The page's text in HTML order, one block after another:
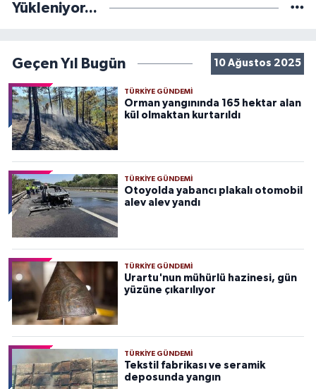
Yükleniyor...
Geçen Yıl Bugün 10 Ağustos 2025
TÜRKIYE GÜNDEMI
Orman yangınında 165 hektar alan
kül olmaktan kurtarıldı
TÜRKIYE GÜNDEMI
Otoyolda yabancı plakalı otomobil
alev alev yandı
TÜRKIYE GÜNDEMI
Urartu'nun mühürlü hazinesi, gün
yüzüne çıkarılıyor
TÜRKIYE GÜNDEMI
Tekstil fabrikası ve seramik
deposunda yangın